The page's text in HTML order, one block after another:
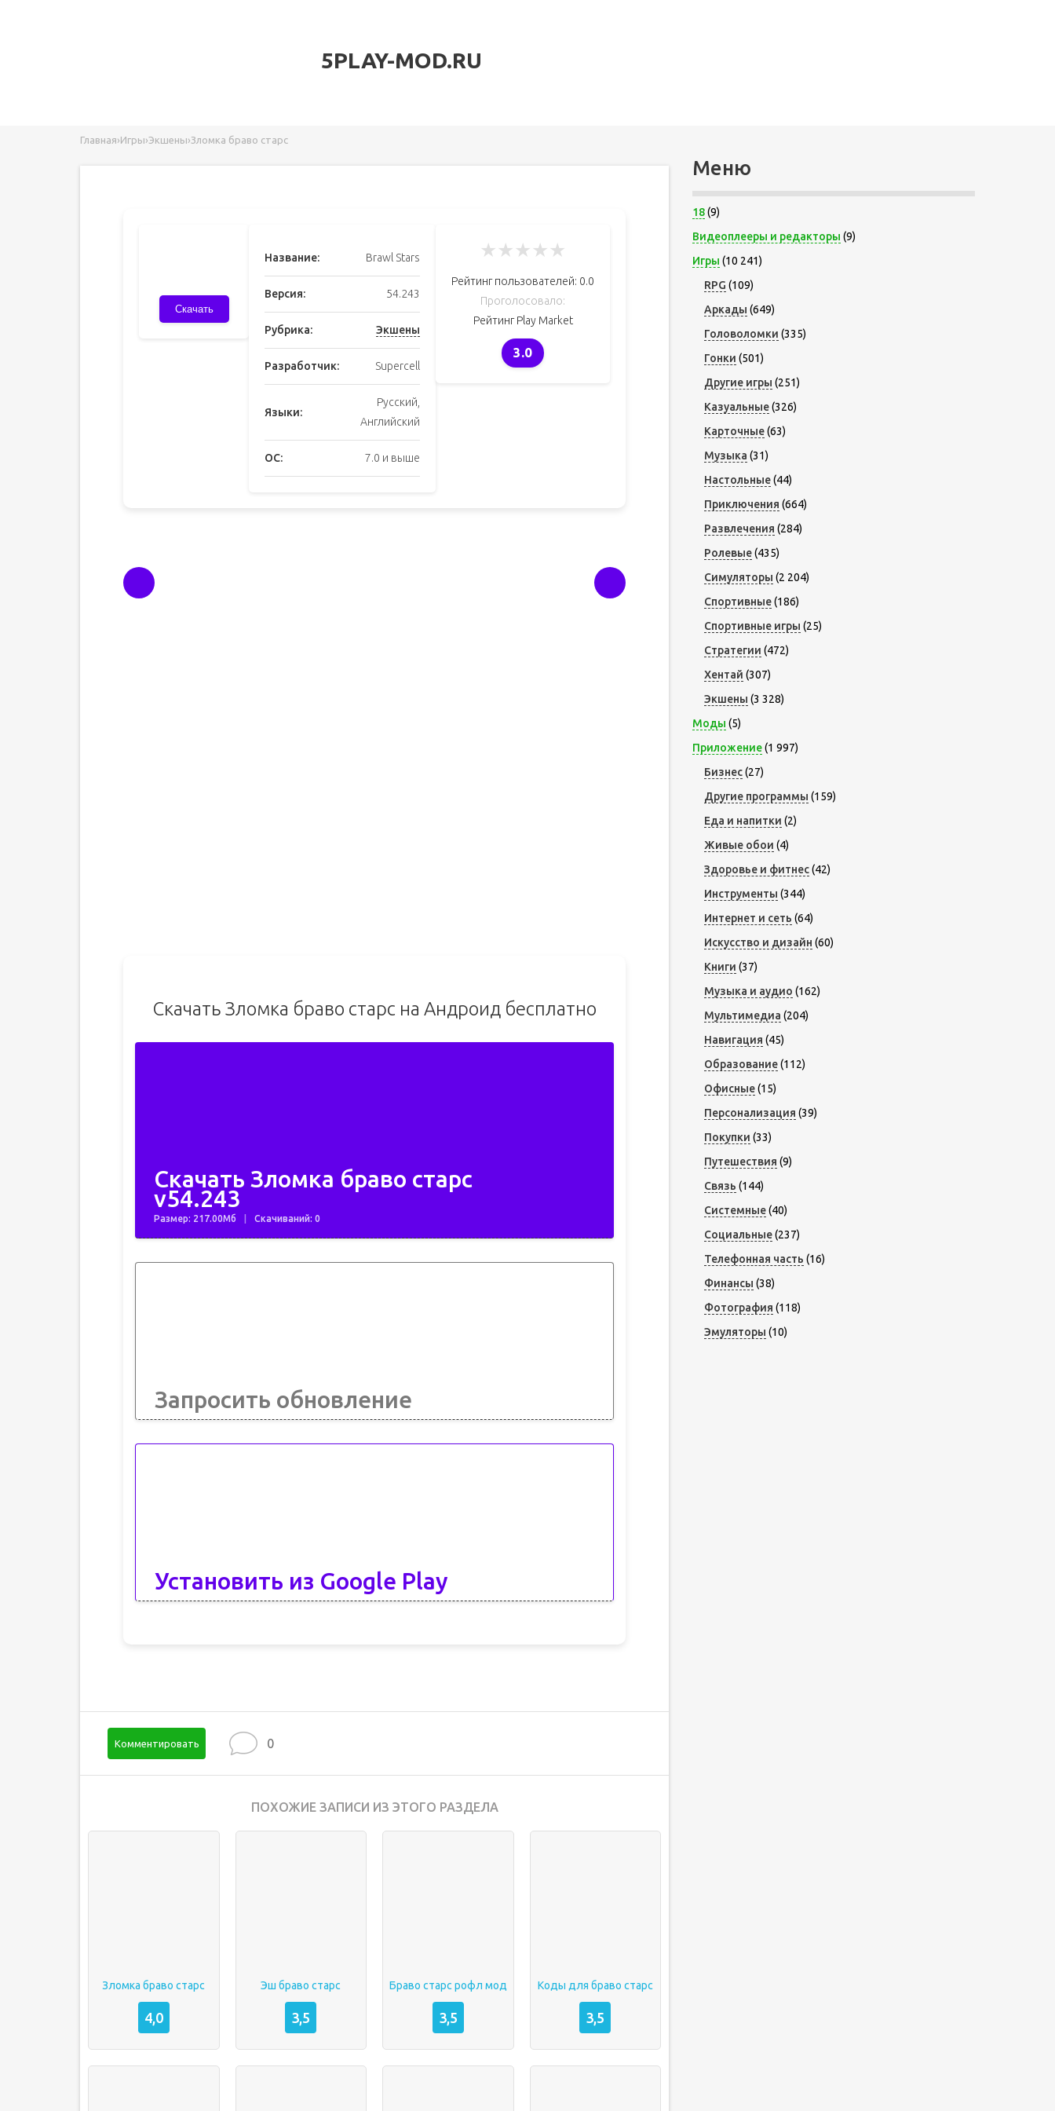
5PLAY-MOD.RU
Главная›Игры›Экшены›Зломка браво старс
Скачать
Название: Brawl Stars
Версия: 54.243
Рубрика: Экшены
Разработчик: Supercell
Языки:
Русский,
Английский
ОС: 7.0 и выше
★★★★★
Рейтинг пользователей: 0.0
Проголосовало:
Рейтинг Play Market
3.0
Скачать Зломка браво старс на Андроид бесплатно
Скачать Зломка браво старс
v54.243
Размер: 217.00Мб Скачиваний: 0
Запросить обновление
Установить из Google Play
Комментировать 0
ПОХОЖИЕ ЗАПИСИ ИЗ ЭТОГО РАЗДЕЛА
Зломка браво старс
4,0
Эш браво старс
3,5
Браво старс рофл мод
3,5
Коды для браво старс
3,5
Меню
18(9)
Видеоплееры и редакторы (9)
Игры (10 241)
RPG (109)
Аркады (649)
Головоломки (335)
Гонки (501)
Другие игры (251)
Казуальные(326)
Карточные(63)
Музыка (31)
Настольные(44)
Приключения (664)
Развлечения (284)
Ролевые(435)
Симуляторы (2 204)
Спортивные(186)
Спортивные игры (25)
Стратегии (472)
Хентай (307)
Экшены (3 328)
Моды (5)
Приложение(1 997)
Бизнес(27)
Другие программы (159)
Еда и напитки (2)
Живые обои (4)
Здоровье и фитнес(42)
Инструменты (344)
Интернет и сеть (64)
Искусство и дизайн (60)
Книги (37)
Музыка и аудио (162)
Мультимедиа (204)
Навигация (45)
Образование(112)
Офисные(15)
Персонализация (39)
Покупки (33)
Путешествия (9)
Связь (144)
Системные(40)
Социальные(237)
Телефонная часть (16)
Финансы (38)
Фотография (118)
Эмуляторы (10)